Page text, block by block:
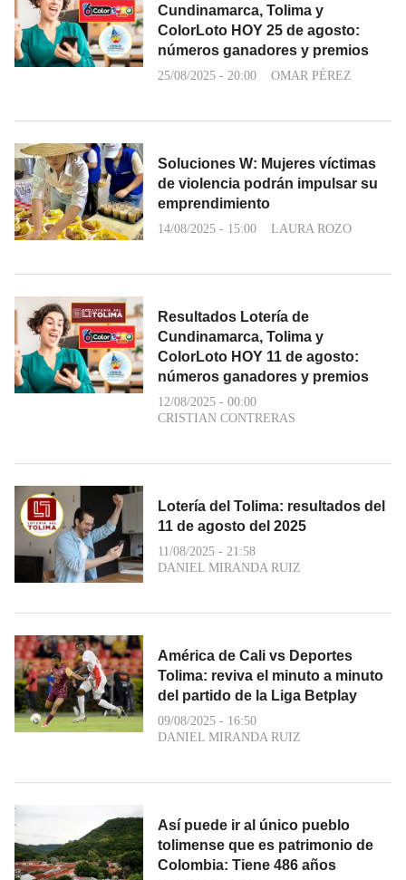
Cundinamarca, Tolima y
ColorLoto HOY 25 de agosto:
números ganadores y premios
25/08/2025 - 20:00 OMAR PÉREZ
Soluciones W: Mujeres víctimas
de violencia podrán impulsar su
emprendimiento
14/08/2025 - 15:00 LAURA ROZO
Resultados Lotería de
Cundinamarca, Tolima y
ColorLoto HOY 11 de agosto:
números ganadores y premios
12/08/2025 - 00:00
CRISTIAN CONTRERAS
Lotería del Tolima: resultados del
11 de agosto del 2025
11/08/2025 - 21:58
DANIEL MIRANDA RUIZ
América de Cali vs Deportes
Tolima: reviva el minuto a minuto
del partido de la Liga Betplay
09/08/2025 - 16:50
DANIEL MIRANDA RUIZ
Así puede ir al único pueblo
tolimense que es patrimonio de
Colombia: Tiene 486 años